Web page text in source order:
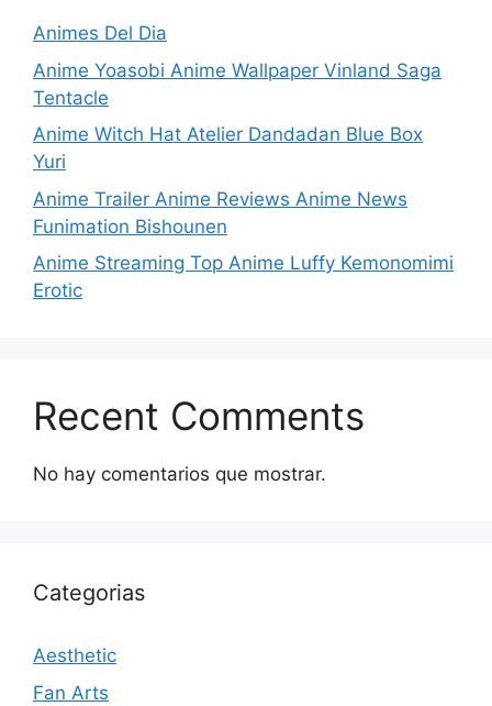
Animes Del Dia
Anime Yoasobi Anime Wallpaper Vinland Saga
Tentacle
Anime Witch Hat Atelier Dandadan Blue Box
Yuri
Anime Trailer Anime Reviews Anime News
Funimation Bishounen
Anime Streaming Top Anime Luffy Kemonomimi
Erotic
Recent Comments
No hay comentarios que mostrar.
Categorias
Aesthetic
Fan Arts